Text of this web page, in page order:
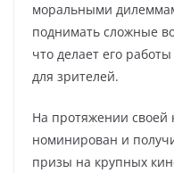
моральными
поднимать сложные
что делает его
для зрителей.
На протяжении своей
номинирован и
призы на крупных